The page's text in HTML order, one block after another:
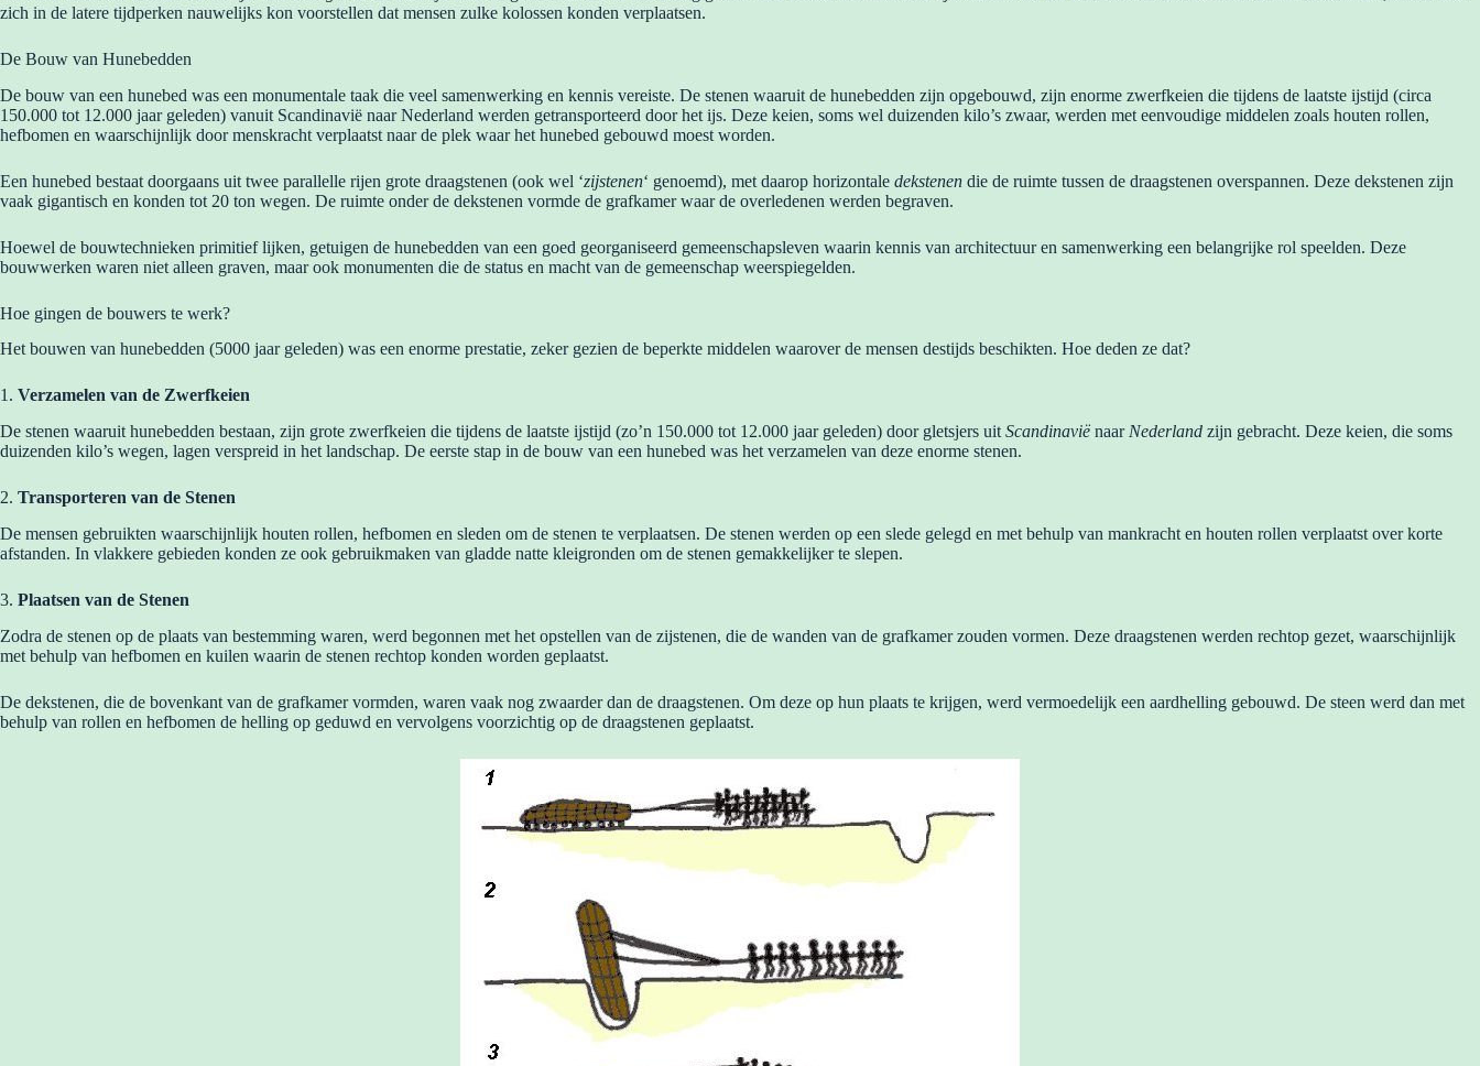
zich in de latere tijdperken nauwelijks kon voorstellen dat mensen zulke kolossen konden verplaatsen.
De Bouw van Hunebedden
De bouw van een hunebed was een monumentale taak die veel samenwerking en kennis vereiste. De stenen waaruit de hunebedden zijn opgebouwd, zijn enorme zwerfkeien die tijdens de laatste ijstijd (circa
150.000 tot 12.000 jaar geleden) vanuit Scandinavië naar Nederland werden getransporteerd door het ijs. Deze keien, soms wel duizenden kilo’s zwaar, werden met eenvoudige middelen zoals houten rollen,
hefbomen en waarschijnlijk door menskracht verplaatst naar de plek waar het hunebed gebouwd moest worden.
Een hunebed bestaat doorgaans uit twee parallelle rijen grote draagstenen (ook wel ‘zijstenen‘ genoemd), met daarop horizontale dekstenen die de ruimte tussen de draagstenen overspannen. Deze dekstenen zijn
vaak gigantisch en konden tot 20 ton wegen. De ruimte onder de dekstenen vormde de grafkamer waar de overledenen werden begraven.
Hoewel de bouwtechnieken primitief lijken, getuigen de hunebedden van een goed georganiseerd gemeenschapsleven waarin kennis van architectuur en samenwerking een belangrijke rol speelden. Deze
bouwwerken waren niet alleen graven, maar ook monumenten die de status en macht van de gemeenschap weerspiegelden.
Hoe gingen de bouwers te werk?
Het bouwen van hunebedden (5000 jaar geleden) was een enorme prestatie, zeker gezien de beperkte middelen waarover de mensen destijds beschikten. Hoe deden ze dat?
1. Verzamelen van de Zwerfkeien
De stenen waaruit hunebedden bestaan, zijn grote zwerfkeien die tijdens de laatste ijstijd (zo’n 150.000 tot 12.000 jaar geleden) door gletsjers uit Scandinavië naar Nederland zijn gebracht. Deze keien, die soms
duizenden kilo’s wegen, lagen verspreid in het landschap. De eerste stap in de bouw van een hunebed was het verzamelen van deze enorme stenen.
2. Transporteren van de Stenen
De mensen gebruikten waarschijnlijk houten rollen, hefbomen en sleden om de stenen te verplaatsen. De stenen werden op een slede gelegd en met behulp van mankracht en houten rollen verplaatst over korte
afstanden. In vlakkere gebieden konden ze ook gebruikmaken van gladde natte kleigronden om de stenen gemakkelijker te slepen.
3. Plaatsen van de Stenen
Zodra de stenen op de plaats van bestemming waren, werd begonnen met het opstellen van de zijstenen, die de wanden van de grafkamer zouden vormen. Deze draagstenen werden rechtop gezet, waarschijnlijk
met behulp van hefbomen en kuilen waarin de stenen rechtop konden worden geplaatst.
De dekstenen, die de bovenkant van de grafkamer vormden, waren vaak nog zwaarder dan de draagstenen. Om deze op hun plaats te krijgen, werd vermoedelijk een aardhelling gebouwd. De steen werd dan met
behulp van rollen en hefbomen de helling op geduwd en vervolgens voorzichtig op de draagstenen geplaatst.